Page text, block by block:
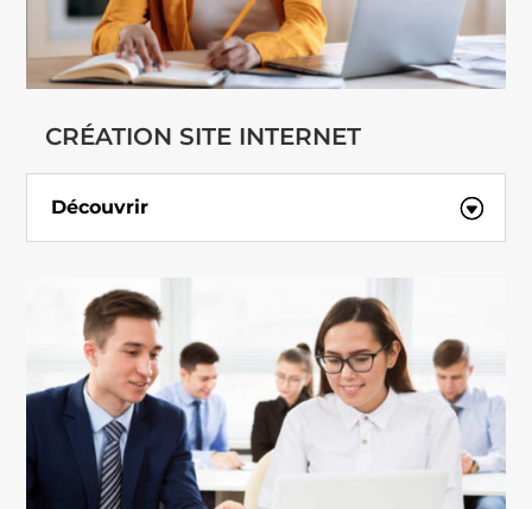
CRÉATION SITE INTERNET
Découvrir